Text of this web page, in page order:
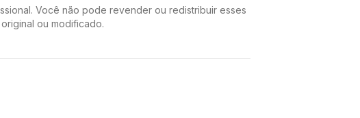
Você não pode revender ou redistribuir esses
ou modificado.